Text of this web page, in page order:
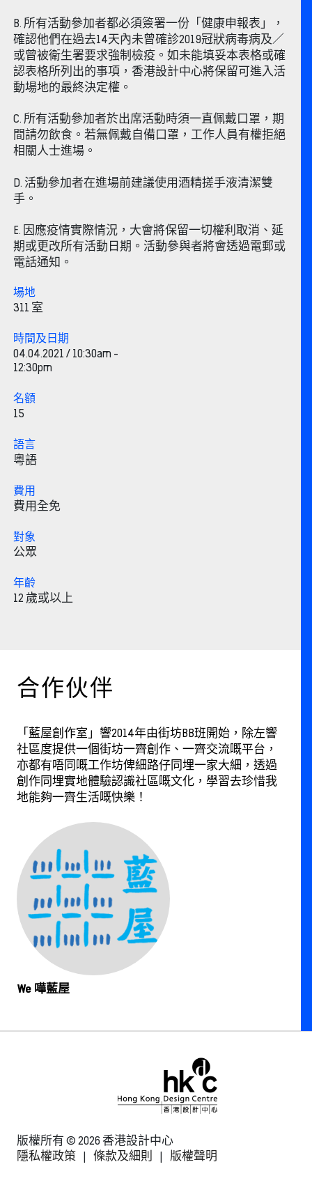
B. 所有活動參加者都必須簽署一份「健康申報表」，
確認他們在過去14天內未曾確診2019冠狀病毒病及／
或曾被衛生署要求強制檢疫。如未能填妥本表格或確
認表格所列出的事項，香港設計中心將保留可進入活
動場地的最終決定權。
C. 所有活動參加者於出席活動時須一直佩戴口罩，期
間請勿飲食。若無佩戴自備口罩，工作人員有權拒絕
相關人士進場。
D. 活動參加者在進場前建議使用酒精搓手液清潔雙
手。
E. 因應疫情實際情況，大會將保留一切權利取消、延
期或更改所有活動日期。活動參與者將會透過電郵或
電話通知。
場地
311 室
時間及日期
04.04.2021 / 10:30am -
12:30pm
名額
15
語言
粵語
費用
費用全免
對象
公眾
年齡
12 歲或以上
合作伙伴
「藍屋創作室」響2014年由街坊BB班開始，除左響
社區度提供一個街坊一齊創作、一齊交流嘅平台，
亦都有唔同嘅工作坊俾細路仔同埋一家大細，透過
創作同埋實地體驗認識社區嘅文化，學習去珍惜我
地能夠一齊生活嘅快樂！
We 嘩藍屋
版權所有 © 2026 香港設計中心
隱私權政策 | 條款及細則 | 版權聲明